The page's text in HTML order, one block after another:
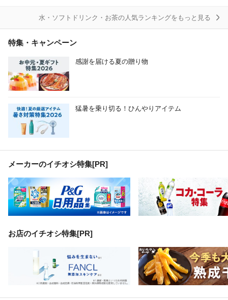
水・ソフトドリンク・お茶の人気ランキングをもっと見る
特集・キャンペーン
感謝を届ける夏の贈り物
猛暑を乗り切る！ひんやりアイテム
メーカーのイチオシ特集[PR]
お店のイチオシ特集[PR]